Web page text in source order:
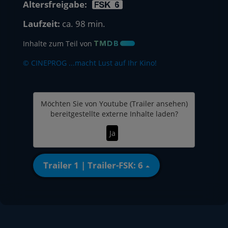
Altersfreigabe:
Laufzeit: ca. 98 min.
Inhalte zum Teil von
© CINEPROG ...macht Lust auf Ihr Kino!
Möchten Sie von Youtube (Trailer ansehen)
bereitgestellte externe Inhalte laden?
Ja
Trailer 1 | Trailer-FSK: 6